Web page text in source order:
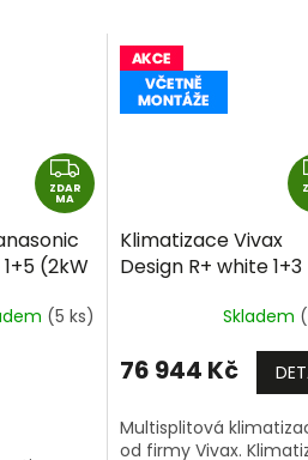
Z
D
R
M
A
ZDAR
MA
(2kW
R32(5 ks)
Klimatizace Vivax
Design R+ white 1+3
2,7kW) Multi-split
včetně montáže
+dárek zdarma
Skladem
76 944 Kč
Multisplitová
od firmy Vivax.